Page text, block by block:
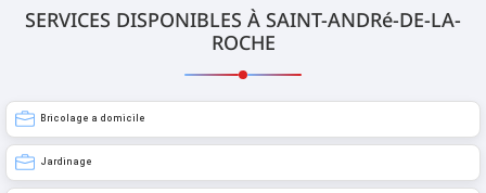
SERVICES DISPONIBLES À SAINT-ANDRé-DE-LA-
ROCHE
Bricolage a domicile
Jardinage